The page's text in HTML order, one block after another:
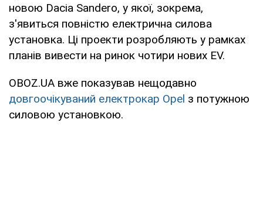
новою Dacia Sandero, у якої, зокрема,
з'явиться повністю електрична силова
установка. Ці проекти розробляють у рамках
планів вивести на ринок чотири нових EV.
OBOZ.UA вже показував нещодавно
довгоочікуваний електрокар Opel з потужною
силовою установкою.